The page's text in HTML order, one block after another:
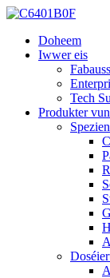
Doheem
Iwwer eis
Tech
Produkter
Spezien